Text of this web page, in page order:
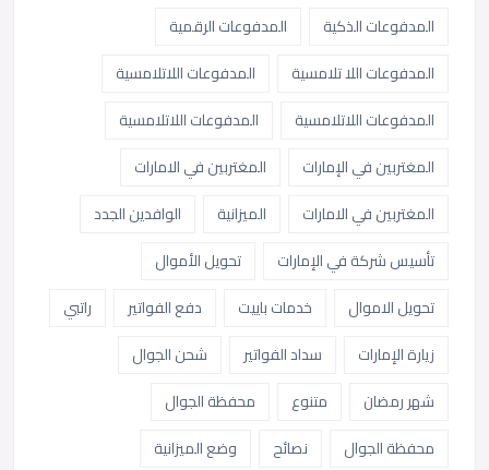
المدفوعات الذكية
المدفوعات الرقمية
المدفوعات اللا تلامسية
المدفوعات اللاتلامسية
المدفوعات اللاتلامسية
المدفوعات اللاتلامسية
المغتربين في الإمارات
المغتربين في الامارات
المغتربين في الامارات
الميزانية
الوافدين الجدد
تأسيس شركة في الإمارات
تحويل الأموال
تحويل الاموال
خدمات باييت دفع الفواتير
راتبي
زيارة الإمارات
سداد الفواتير
شحن الجوال
شهر رمضان
متنوع
محفظة الجوال
محفظة الجوال
نصائح وضع الميزانية